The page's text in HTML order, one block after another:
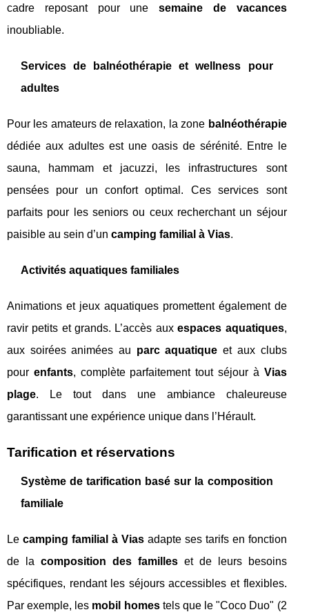
cadre reposant pour unesemaine de vacances
inoubliable.
Services de balnéothérapie et wellness pour
adultes
Pour les amateurs de relaxation, la zone balnéothérapie
dédiée aux adultes est une oasis de sérénité. Entre le
sauna, hammam et jacuzzi, les infrastructures sont
pensées pour un confort optimal. Ces services sont
parfaits pour les seniors ou ceux recherchant un séjour
paisible au sein d’un camping familial à Vias.
Activités aquatiques familiales
Animations et jeux aquatiques promettent également de
ravir petits et grands. L’accès auxespaces aquatiques,
aux soirées animées au parc aquatique et aux clubs
pour enfants, complète parfaitement tout séjour à Vias
plage. Le tout dans une ambiance chaleureuse
garantissant une expérience unique dans l’Hérault.
Tarification et réservations
Système de tarification basé sur la composition
familiale
Le camping familial à Viasadapte ses tarifs en fonction
de la composition des familleset de leurs besoins
spécifiques, rendant les séjours accessibles et flexibles.
Par exemple, les mobil homestels que le "Coco Duo" (2